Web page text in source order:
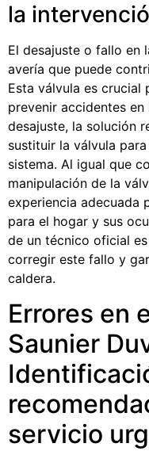
la
El desajuste o fallo en
avería que puede
Esta válvula es crucial
prevenir accidentes
desajuste, la solución
sustituir la válvula
sistema. Al igual que
manipulación de la
experiencia adecuada
para el hogar y sus
de un técnico oficial
corregir este fallo y
caldera.
Errores en
Saunier
servicio